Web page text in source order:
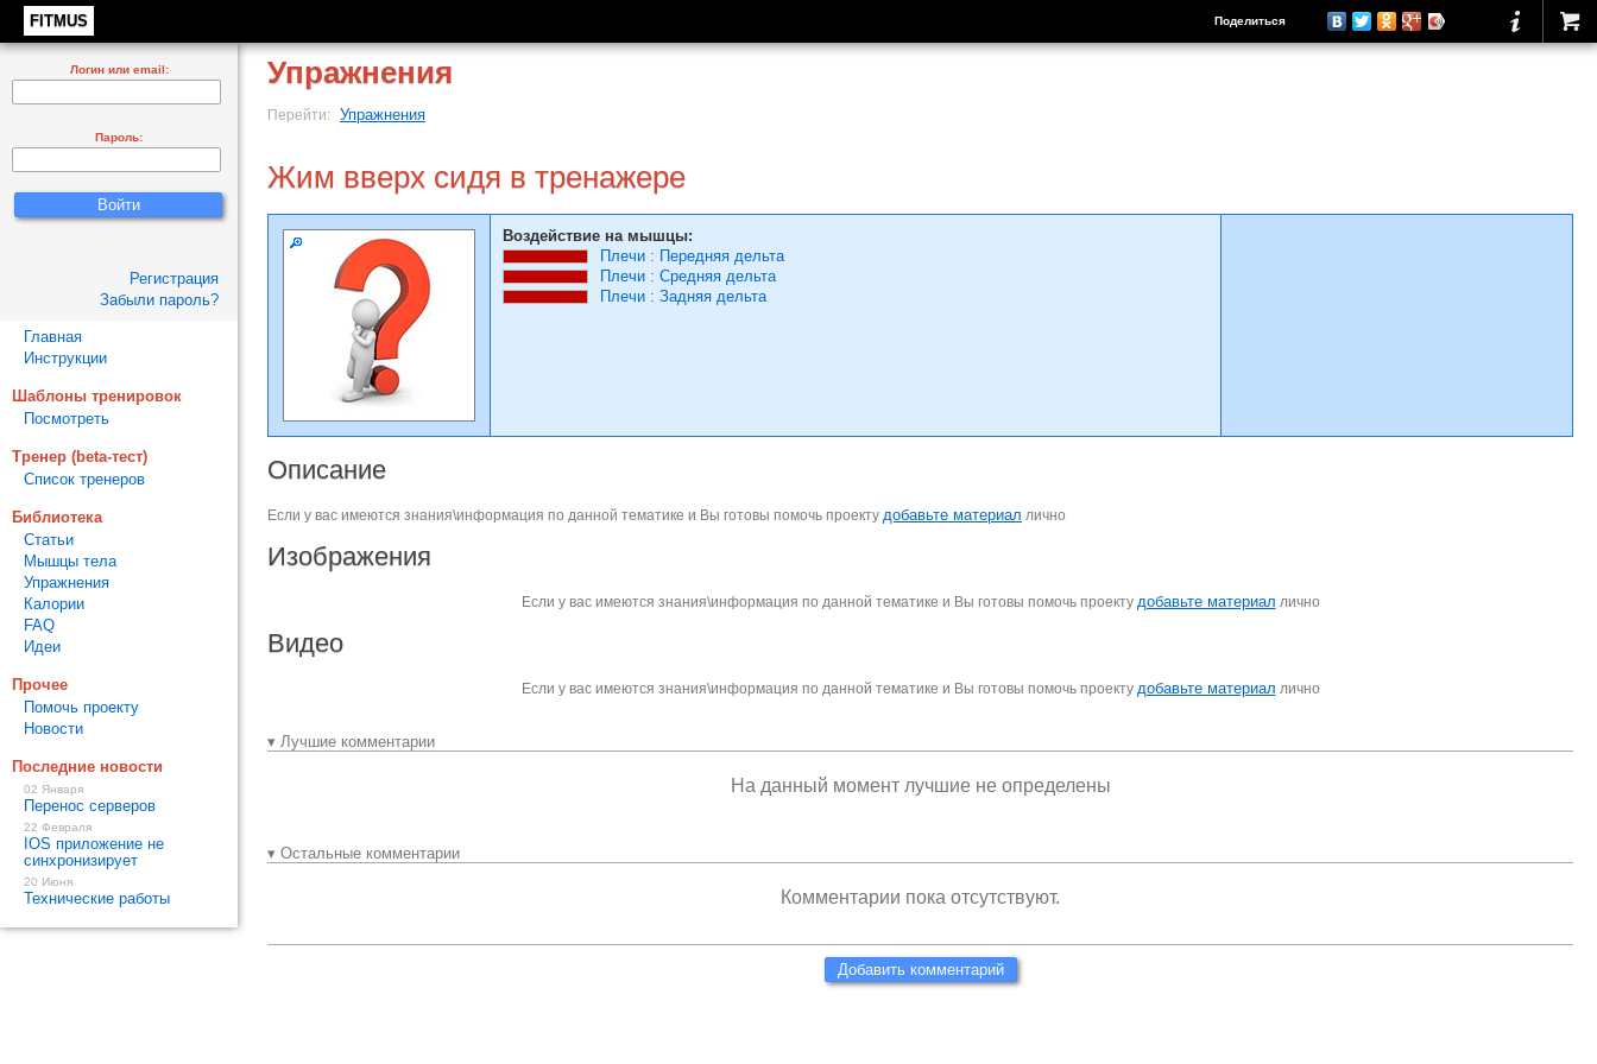
FITMUS Поделиться
Упражнения
Перейти: Упражнения
Жим вверх сидя в тренажере
Воздействие на мышцы:
Плечи : Передняя дельта
Плечи : Средняя дельта
Плечи : Задняя дельта
Описание
Если у вас имеются знания\информация по данной тематике и Вы готовы помочь проекту добавьте материал лично
Изображения
Если у вас имеются знания\информация по данной тематике и Вы готовы помочь проекту добавьте материал лично
Видео
Если у вас имеются знания\информация по данной тематике и Вы готовы помочь проекту добавьте материал лично
▾ Лучшие комментарии
На данный момент лучшие не определены
▾ Остальные комментарии
Комментарии пока отсутствуют.
Добавить комментарий
Логин или email:
Пароль:
Регистрация
Забыли пароль?
Главная
Инструкции
Шаблоны тренировок
Посмотреть
Тренер (beta-тест)
Список тренеров
Библиотека
Статьи
Мышцы тела
Упражнения
Калории
FAQ
Идеи
Прочее
Помочь проекту
Новости
Последние новости
02 Января
Перенос серверов
22 Февраля
IOS приложение не
синхронизирует
20 Июня
Технические работы